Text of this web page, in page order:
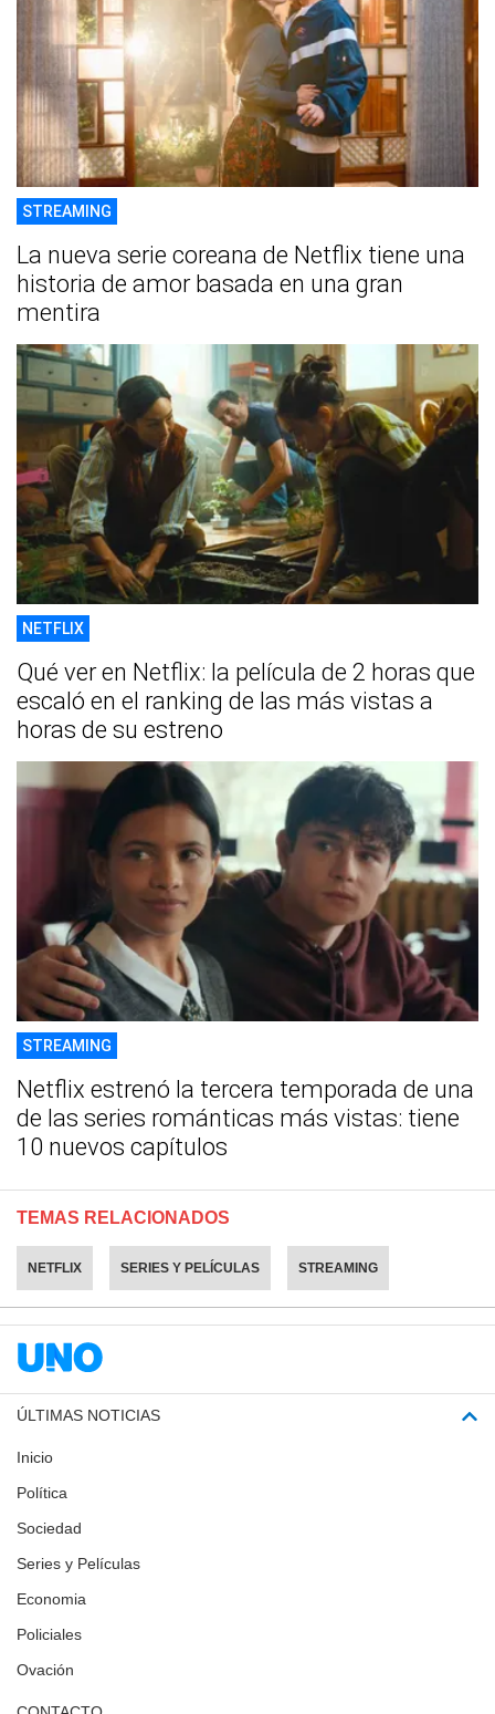
STREAMING
La nueva serie coreana de Netflix tiene una
historia de amor basada en una gran
mentira
NETFLIX
Qué ver en Netflix: la película de 2 horas que
escaló en el ranking de las más vistas a
horas de su estreno
STREAMING
Netflix estrenó la tercera temporada de una
de las series románticas más vistas: tiene
10 nuevos capítulos
TEMAS RELACIONADOS
NETFLIX SERIES Y PELÍCULAS STREAMING
ÚLTIMAS NOTICIAS
Inicio
Política
Sociedad
Series y Películas
Economia
Policiales
Ovación